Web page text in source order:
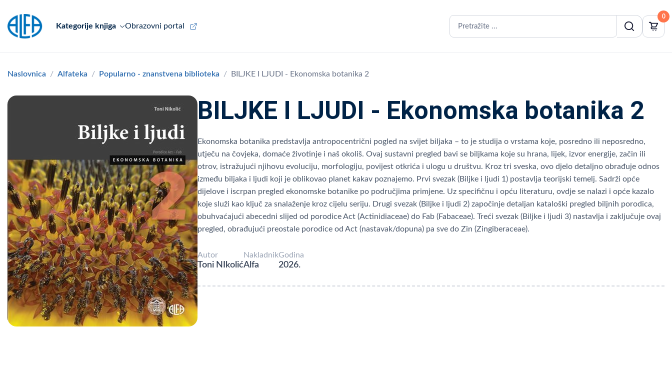
Kategorije knjiga Obrazovni portal
0
Naslovnica Alfateka Popularno - znanstvena biblioteka BILJKE I LJUDI - Ekonomska botanika 2
BILJKE I LJUDI - Ekonomska botanika 2
Ekonomska botanika predstavlja antropocentrični pogled na svijet biljaka – to je studija o vrstama koje, posredno ili neposredno,
utječu na čovjeka, domaće životinje i naš okoliš. Ovaj sustavni pregled bavi se biljkama koje su hrana, lijek, izvor energije, začin ili
otrov, istražujući njihovu evoluciju, morfologiju, povijest otkrića i ulogu u društvu. Kroz tri sveska, ovo djelo detaljno obrađuje odnos
između biljaka i ljudi koji je oblikovao planet kakav poznajemo. Prvi svezak (Biljke i ljudi 1) postavlja teorijski temelj. Sadrži opće
dijelove i iscrpan pregled ekonomske botanike po područjima primjene. Uz specifičnu i opću literaturu, ovdje se nalazi i opće kazalo
koje služi kao ključ za snalaženje kroz cijelu seriju. Drugi svezak (Biljke i ljudi 2) započinje detaljan kataloški pregled biljnih porodica,
obuhvaćajući abecedni slijed od porodice Act (Actinidiaceae) do Fab (Fabaceae). Treći svezak (Biljke i ljudi 3) nastavlja i zaključuje ovaj
pregled, obrađujući preostale porodice od Act (nastavak/dopuna) pa sve do Zin (Zingiberaceae).
Autor
Toni NIkolić
Nakladnik
Alfa
Godina
2026.